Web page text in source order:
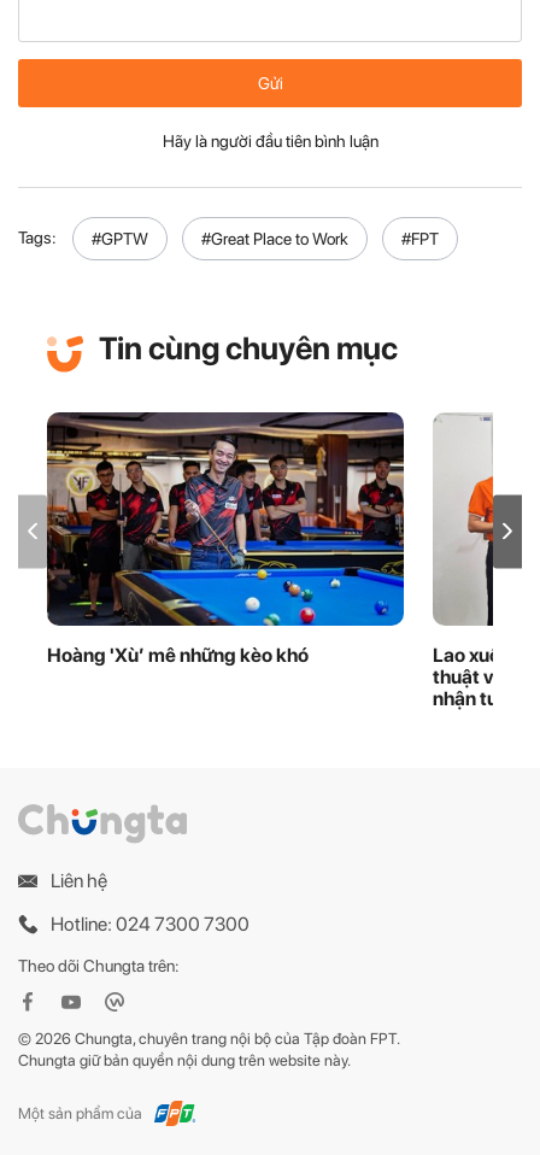
Gửi
Hãy là người đầu tiên bình luận
Tags: #GPTW #Great Place to Work #FPT
Tin cùng chuyên mục
Hoàng 'Xù’ mê những kèo khó
Lao xuống
thuật viên
nhận tuyên
Liên hệ
Hotline: 024 7300 7300
Theo dõi Chungta trên:
© 2026 Chungta, chuyên trang nội bộ của Tập đoàn FPT.
Chungta giữ bản quyền nội dung trên website này.
Một sản phẩm của